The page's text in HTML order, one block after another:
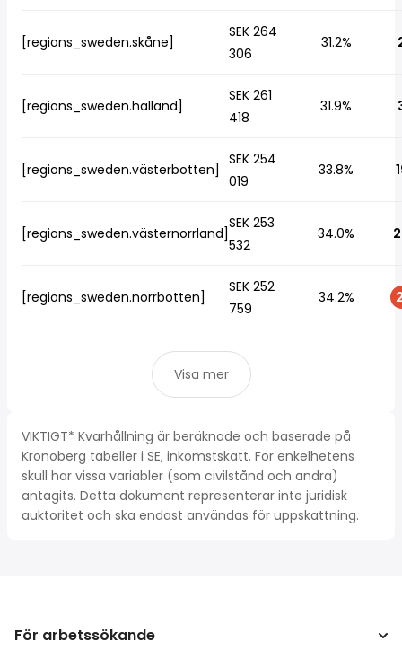
[regions_sweden.skåne]
SEK 264
306
31.2%
[regions_sweden.halland]
SEK 261
418
31.9%
[regions_sweden.västerbotten]
SEK 254
019
33.8%
[regions_sweden.västernorrland]
SEK 253
532
34.0%
[regions_sweden.norrbotten]
SEK 252
759
34.2%
Visa mer
VIKTIGT* Kvarhållning är beräknade och baserade på
Kronoberg tabeller i SE, inkomstskatt. For enkelhetens
skull har vissa variabler (som civilstånd och andra)
antagits. Detta dokument representerar inte juridisk
auktoritet och ska endast användas för uppskattning.
För arbetssökande